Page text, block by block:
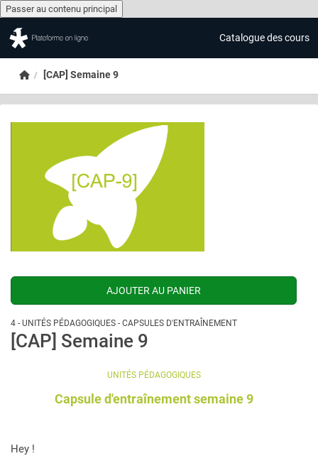
Passer au contenu principal
Passer au contenu principal
Catalogue des cours
Accueil[CAP] Semaine 9
4 - UNITÉS PÉDAGOGIQUES - CAPSULES D'ENTRAÎNEMENT
[CAP] Semaine 9
UNITÉS PÉDAGOGIQUES
Capsule d'entraînement semaine 9
Hey !